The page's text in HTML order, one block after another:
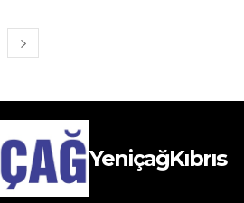
YeniçağKıbrıs